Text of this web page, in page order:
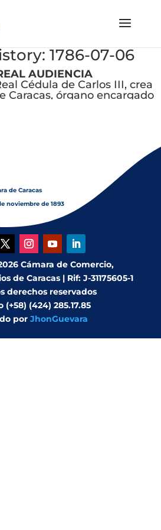
1786-07-06
AUDIENCIA
Cédula de Carlos III, crea
Caracas, órgano encargado
de Caracas
noviembre de 1893
Cámara de Comercio,
de Caracas | Rif: J-31175605-1
derechos reservados
(+58) (424) 285.17.85
porJhonGuevara